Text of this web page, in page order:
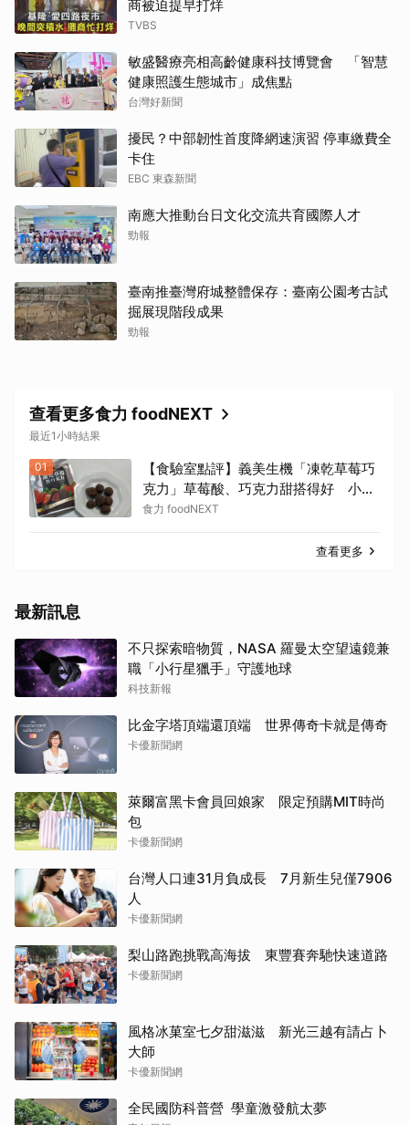
商被迫提早打烊
TVBS
敏盛醫療亮相高齡健康科技博覽會 「智慧
健康照護生態城市」成焦點
台灣好新聞
擾民？中部韌性首度降網速演習 停車繳費全
卡住
EBC 東森新聞
南應大推動台日文化交流共育國際人才
勁報
臺南推臺灣府城整體保存：臺南公園考古試
掘展現階段成果
勁報
查看更多食力 foodNEXT
最近1小時結果
01
【食驗室點評】義美生機「凍乾草莓巧
克力」草莓酸、巧克力甜搭得好 小包
份量能否撐起價格成考驗
食力 foodNEXT
查看更多
最新訊息
不只探索暗物質，NASA 羅曼太空望遠鏡兼
職「小行星獵手」守護地球
科技新報
比金字塔頂端還頂端 世界傳奇卡就是傳奇
卡優新聞網
萊爾富黑卡會員回娘家 限定預購MIT時尚
包
卡優新聞網
台灣人口連31月負成長 7月新生兒僅7906
人
卡優新聞網
梨山路跑挑戰高海拔 東豐賽奔馳快速道路
卡優新聞網
風格冰菓室七夕甜滋滋 新光三越有請占卜
大師
卡優新聞網
全民國防科普營 學童激發航太夢